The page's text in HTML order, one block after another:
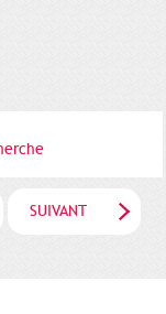
SUIVANT